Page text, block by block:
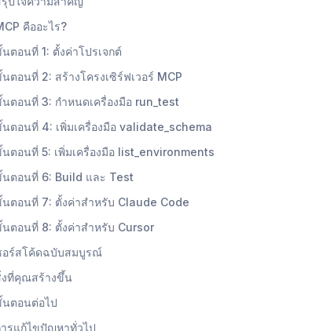
คืออะไร?
ตอนที่ 1: ตั้งค่าโปรเจกต์
ตอนที่ 2: สร้างโครงเซิร์ฟเวอร์ MCP
ตอนที่ 3: กำหนดเครื่องมือ run_test
ตอนที่ 4: เพิ่มเครื่องมือ validate_schema
ตอนที่ 5: เพิ่มเครื่องมือ list_environments
ตอนที่ 6: Build และ Test
ตอนที่ 7: ตั้งค่าสำหรับ Claude Code
ตอนที่ 8: ตั้งค่าสำหรับ Cursor
ร์สโค้ดฉบับสมบูรณ์
งที่คุณสร้างขึ้น
ตอนต่อไป
รแก้ไขปัญหาทั่วไป